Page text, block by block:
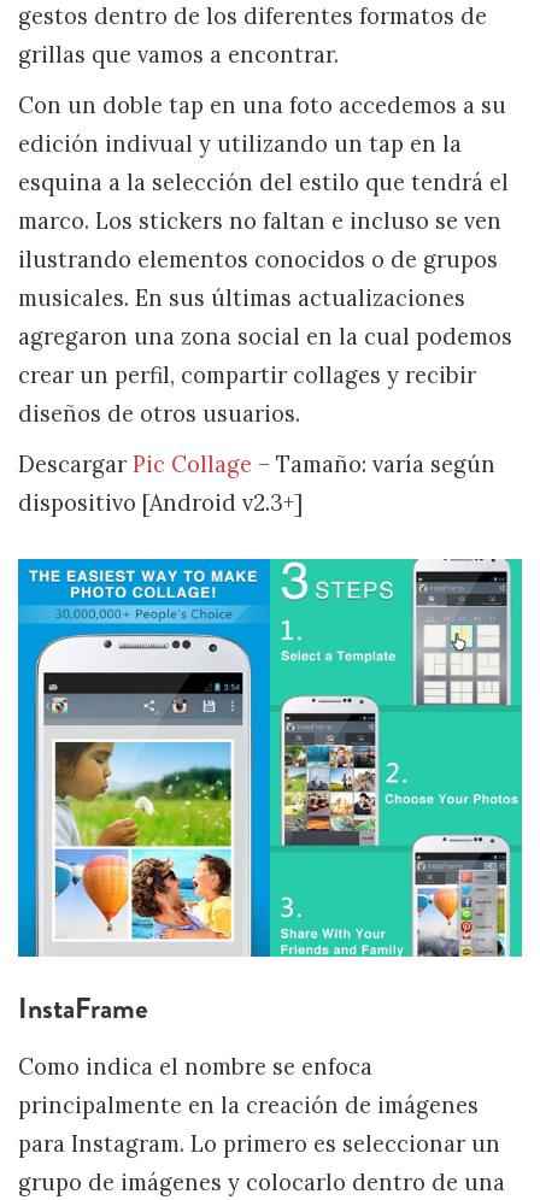
gestos dentro de los diferentes formatos de
grillas que vamos a encontrar.
Con un doble tap en una foto accedemos a su
edición indivual y utilizando un tap en la
esquina a la selección del estilo que tendrá el
marco. Los stickers no faltan e incluso se ven
ilustrando elementos conocidos o de grupos
musicales. En sus últimas actualizaciones
agregaron una zona social en la cual podemos
crear un perfil, compartir collages y recibir
diseños de otros usuarios.
Descargar Pic Collage – Tamaño: varía según
dispositivo [Android v2.3+]
InstaFrame
Como indica el nombre se enfoca
principalmente en la creación de imágenes
para Instagram. Lo primero es seleccionar un
grupo de imágenes y colocarlo dentro de una